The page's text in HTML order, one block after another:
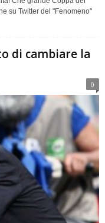
su Twitter del "Fenomeno"
di cambiare la
0